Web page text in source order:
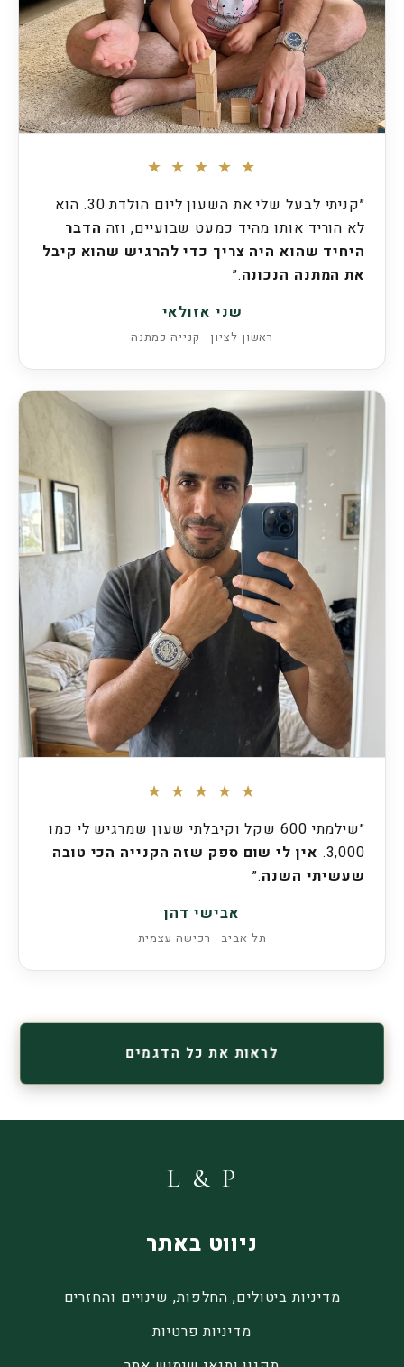
★ ★ ★ ★ ★
״קניתי לבעל שלי את השעון ליום הולדת 30. הוא
לא הוריד אותו מהיד כמעט שבועיים, וזה הדבר
היחיד שהוא היה צריך כדי להרגיש שהוא קיבל
את המתנה הנכונה.״
שני אזולאי
ראשון לציון · קנייה כמתנה
★ ★ ★ ★ ★
״שילמתי 600 שקל וקיבלתי שעון שמרגיש לי כמו
3,000. אין לי שום ספק שזה הקנייה הכי טובה
שעשיתי השנה.״
אבישי דהן
תל אביב · רכישה עצמית
לראות את כל הדגמים
L & P
ניווט באתר
מדיניות ביטולים, החלפות, שינויים והחזרים
מדיניות פרטיות